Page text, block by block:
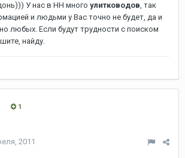
У нас в НН много улитководов, так
и людьми у Вас точно не будет, да и
любых. Если будут трудности с поиском
найду.
1
2011